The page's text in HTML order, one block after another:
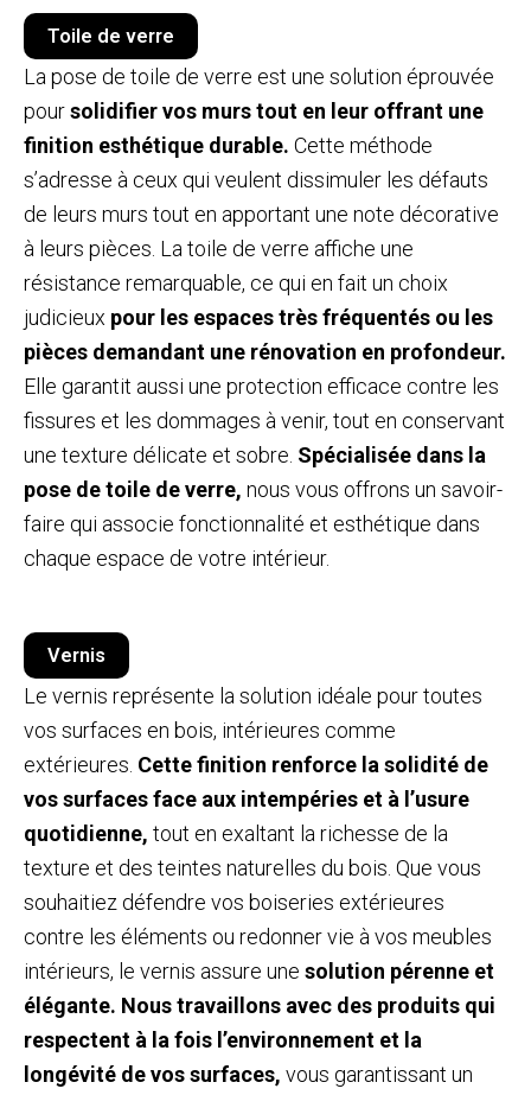
Toile de verre
La pose de toile de verre est une solution éprouvée
poursolidifier vos murs tout en leur offrant une
finition esthétique durable. Cette méthode
s’adresse à ceux qui veulent dissimuler les défauts
de leurs murs tout en apportant une note décorative
à leurs pièces. La toile de verre affiche une
résistance remarquable, ce qui en fait un choix
judicieux pour les espaces très fréquentés ou les
pièces demandant une rénovation en profondeur.
Elle garantit aussi une protection efficace contre les
fissures et les dommages à venir, tout en conservant
une texture délicate et sobre. Spécialisée dans la
pose de toile de verre, nous vous offrons un savoir-
faire qui associe fonctionnalité et esthétique dans
chaque espace de votre intérieur.
Vernis
Le vernis représente la solution idéale pour toutes
vos surfaces en bois, intérieures comme
extérieures. Cette finition renforce la solidité de
vos surfaces face aux intempéries et à l’usure
quotidienne, tout en exaltant la richesse de la
texture et des teintes naturelles du bois. Que vous
souhaitiez défendre vos boiseries extérieures
contre les éléments ou redonner vie à vos meubles
intérieurs, le vernis assure une solution pérenne et
élégante. Nous travaillons avec des produits qui
respectent à la fois l’environnement et la
longévité de vos surfaces, vous garantissant un